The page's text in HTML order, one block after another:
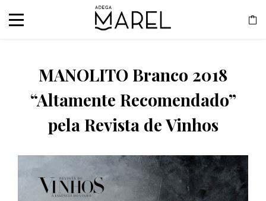
MANOLITO Branco 2018
“Altamente Recomendado”
pela Revista de Vinhos